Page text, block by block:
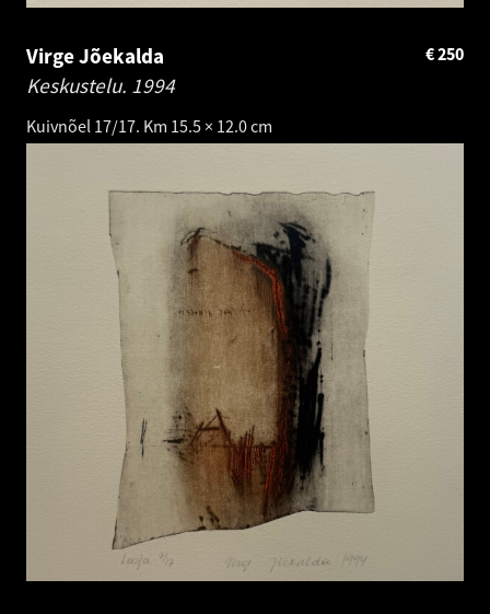
Virge Jõekalda
Keskustelu. 1994
Kuivnõel 17/17. Km 15.5 × 12.0 cm
250
€